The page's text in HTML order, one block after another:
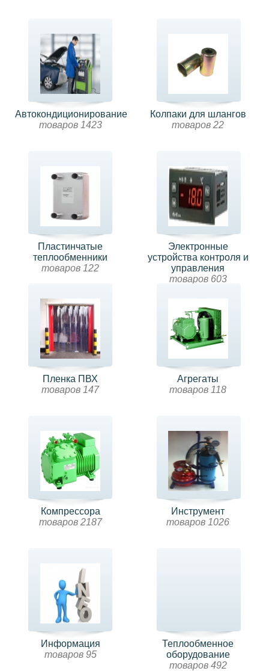
Автокондиционирование
товаров 1423
Колпаки для шлангов
товаров 22
Пластинчатые
теплообменники
товаров 122
Электронные
устройства контроля и
управления
товаров 603
Пленка ПВХ
товаров 147
Агрегаты
товаров 118
Компрессора
товаров 2187
Инструмент
товаров 1026
Информация
товаров 95
Теплообменное
оборудование
товаров 492